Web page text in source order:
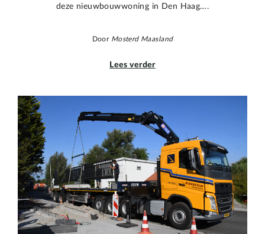
deze nieuwbouwwoning in Den Haag….
Door Mosterd Maasland
Lees verder